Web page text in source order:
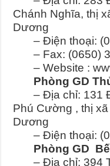
Chánh Nghĩa, thị
Dương
– Điện thoại:
– Fax: (0650)
– Website :
Phòng GD
– Địa chỉ: 131
Phú Cường , thị
Dương
– Điện thoại:
Phòng GD
– Địa chỉ: 394